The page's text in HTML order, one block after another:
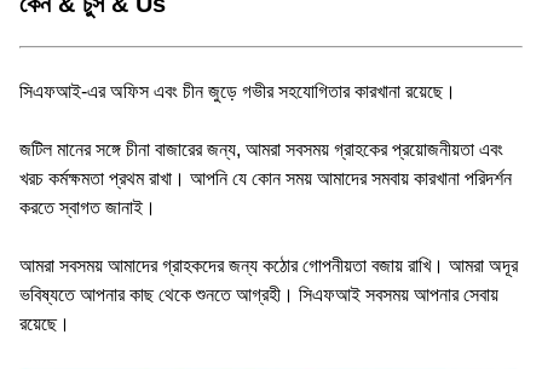
সিএফআই-এর অফিস এবং চীন জুড়ে গভীর সহযোগিতার কারখানা রয়েছে।
জটিল মানের সঙ্গে চীনা বাজারের জন্য, আমরা সবসময় গ্রাহকের প্রয়োজনীয়তা এবং
খরচ কর্মক্ষমতা প্রথম রাখা। আপনি যে কোন সময় আমাদের সমবায় কারখানা পরিদর্শন
করতে স্বাগত জানাই।
আমরা সবসময় আমাদের গ্রাহকদের জন্য কঠোর গোপনীয়তা বজায় রাখি। আমরা অদূর
ভবিষ্যতে আপনার কাছ থেকে শুনতে আগ্রহী। সিএফআই সবসময় আপনার সেবায়
রয়েছে।